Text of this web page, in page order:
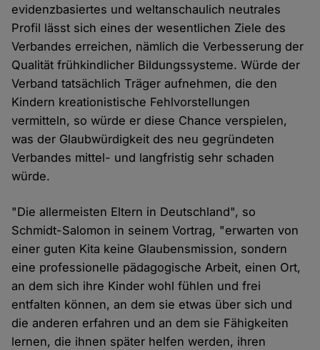
evidenzbasiertes und weltanschaulich neutrales
Profil lässt sich eines der wesentlichen Ziele des
Verbandes erreichen, nämlich die Verbesserung der
Qualität frühkindlicher Bildungssysteme. Würde der
Verband tatsächlich Träger aufnehmen, die den
Kindern kreationistische Fehlvorstellungen
vermitteln, so würde er diese Chance verspielen,
was der Glaubwürdigkeit des neu gegründeten
Verbandes mittel- und langfristig sehr schaden
würde.
"Die allermeisten Eltern in Deutschland", so
Schmidt-Salomon in seinem Vortrag, "erwarten von
einer guten Kita keine Glaubensmission, sondern
eine professionelle pädagogische Arbeit, einen Ort,
an dem sich ihre Kinder wohl fühlen und frei
entfalten können, an dem sie etwas über sich und
die anderen erfahren und an dem sie Fähigkeiten
lernen, die ihnen später helfen werden, ihren